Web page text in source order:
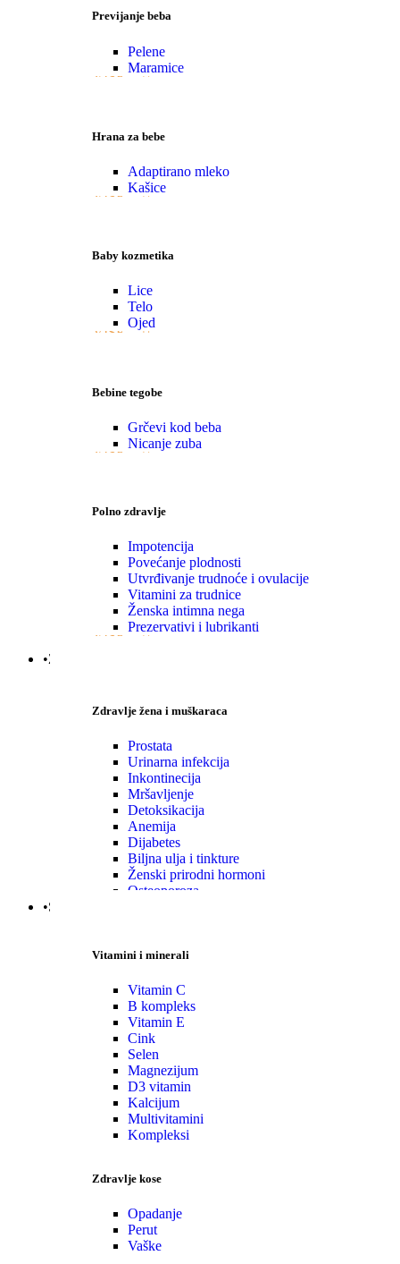
Previjanje beba
Pelene
Maramice
VIŠE
Hrana za bebe
Adaptirano mleko
Kašice
VIŠE
Baby kozmetika
Lice
Telo
Ojed
VIŠE
Bebine tegobe
Grčevi kod beba
Nicanje zuba
VIŠE
Polno zdravlje
Impotencija
Povećanje plodnosti
Utvrđivanje trudnoće i ovulacije
Vitamini za trudnice
Ženska intimna nega
Prezervativi i lubrikanti
VIŠE
•Zdravlje|Žena|Muškaraca
Zdravlje žena i muškaraca
Prostata
Urinarna infekcija
Inkontinecija
Mršavljenje
Detoksikacija
Anemija
Dijabetes
Biljna ulja i tinkture
Ženski prirodni hormoni
Osteoporoza
•Specijalni suplementi
Vitamini i minerali
Vitamin C
B kompleks
Vitamin E
Cink
Selen
Magnezijum
D3 vitamin
Kalcijum
Multivitamini
Kompleksi
Zdravlje kose
Opadanje
Perut
Vaške